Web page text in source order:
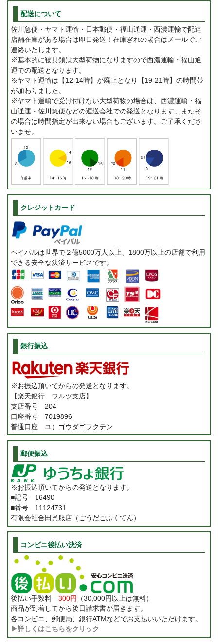
配送について
佐川急便・ヤマト運輸・日本郵便・福山通運・西濃運輸で配達
店舗在庫がある場合は即日発送！在庫ぎれの場合はメールでご
連絡いたします。
※基本的に寝具類は大型荷物になりますので西濃運輸・福山通
運での配送となります。
※ヤマト運輸は【12-14時】が廃止となり【19-21時】の時間帯
が加わりました。
※ヤマト運輸で受け付けない大型荷物の場合は、西濃運輸・福
山通運・佐川急便などの運送会社での発送となります。またそ
の場合は時間指定が出来ない場合もございます。ご了承くださ
いませ。
クレジットカード
ペイパルは世界で２億5000万人以上、1800万以上の店舗で利用
できる安全な決済サービスです。
銀行振込
※お振込頂いてからの発送となります。
【楽天銀行 ワルツ支店】
支店番号 204
口座番号 7019896
普通口座 ユ）ゴウダゴフクテン
郵便振込
※お振込頂いてからの発送となります。
■記号 16490
■番号 11124731
有限会社合田呉服店（ごうだごふくてん）
コンビニ後払い決済
後払い手数料 300円 （30,000円以上は無料）
商品が到着してから後日請求書が届きます。
各コンビニ、郵便局、銀行ATMなどでお支払いいただけます。
▶詳しくはこちらをクリック